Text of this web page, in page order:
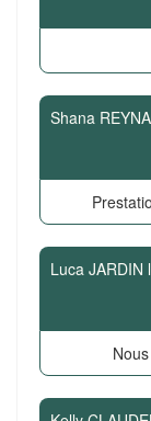
Shana
Luca JARDIN